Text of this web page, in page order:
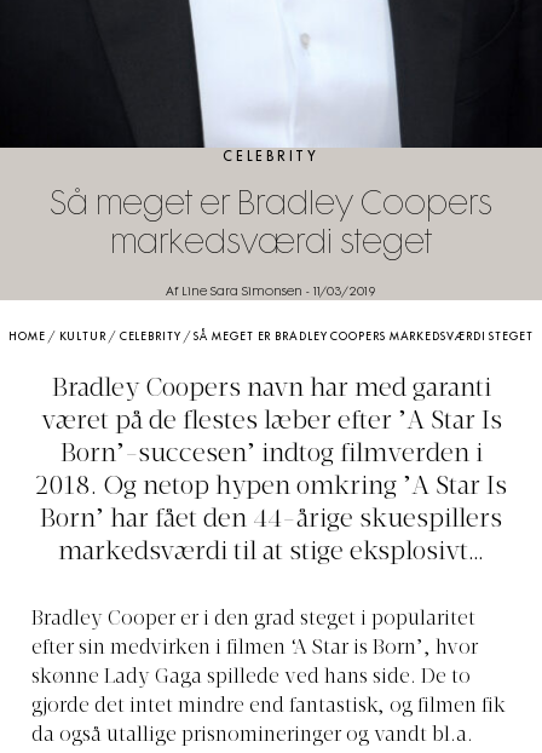
CELEBRITY
Så meget er Bradley Coopers
markedsværdi steget
Af Line Sara Simonsen - 11/03/2019
HOME / KULTUR / CELEBRITY /SÅ MEGET ER BRADLEY COOPERS MARKEDSVÆRDI STEGET
Bradley Coopers navn har med garanti
været på de flestes læber efter ’A Star Is
Born’-succesen’ indtog filmverden i
2018. Og netop hypen omkring ’A Star Is
Born’ har fået den 44-årige skuespillers
markedsværdi til at stige eksplosivt…
Bradley Cooper er i den grad steget i popularitet
efter sin medvirken i filmen ‘A Star is Born’, hvor
skønne Lady Gaga spillede ved hans side. De to
gjorde det intet mindre end fantastisk, og filmen fik
da også utallige prisnomineringer og vandt bl.a.